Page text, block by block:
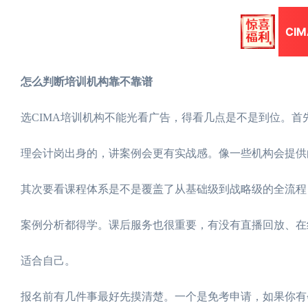
怎么判断培训机构靠不靠谱
选CIMA培训机构不能光看广告，得看几点是不是到位。
理会计岗出身的，讲案例会更有实战感。像一些机构会提
其次要看课程体系是不是覆盖了从基础级到战略级的全流
案例分析都得学。课后服务也很重要，有没有直播回放、
适合自己。
报名前有几件事最好先摸清楚。一个是免考申请，如果你